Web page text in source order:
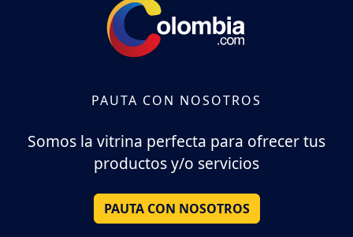
PAUTA CON NOSOTROS
Somos la vitrina perfecta para ofrecer tus
productos y/o servicios
PAUTA CON NOSOTROS